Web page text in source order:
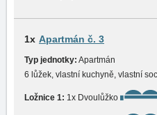
1x Apartmán č. 3
Typ jednotky: Apartmán
6 lůžek, vlastní kuchyně, vlastní
Ložnice 1: 1x Dvoulůžko